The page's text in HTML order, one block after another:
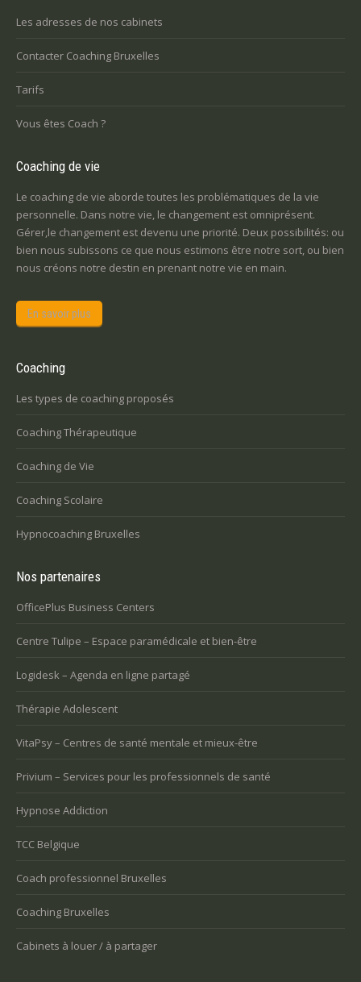
Les adresses de nos cabinets
Contacter Coaching Bruxelles
Tarifs
Vous êtes Coach ?
Coaching de vie
Le coaching de vie aborde toutes les problématiques de la vie
personnelle. Dans notre vie, le changement est omniprésent.
Gérer,le changement est devenu une priorité. Deux possibilités: ou
bien nous subissons ce que nous estimons être notre sort, ou bien
nous créons notre destin en prenant notre vie en main.
En savoir plus
Coaching
Les types de coaching proposés
Coaching Thérapeutique
Coaching de Vie
Coaching Scolaire
Hypnocoaching Bruxelles
Nos partenaires
OfficePlus Business Centers
Centre Tulipe – Espace paramédicale et bien-être
Logidesk – Agenda en ligne partagé
Thérapie Adolescent
VitaPsy – Centres de santé mentale et mieux-être
Privium – Services pour les professionnels de santé
Hypnose Addiction
TCC Belgique
Coach professionnel Bruxelles
Coaching Bruxelles
Cabinets à louer / à partager